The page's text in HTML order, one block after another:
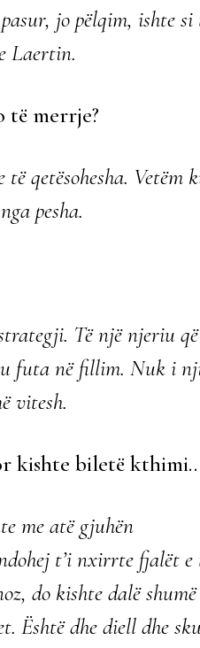
jo pëlqim, ishte
Laertin.
të merrje?
qetësohesha. Vetëm
pesha.
Të një njeriu
futa në fillim. Nuk i
vitesh.
kishte biletë
me atë gjuhën
t’i nxirrte fjalët
do kishte dalë
Është dhe diell dhe